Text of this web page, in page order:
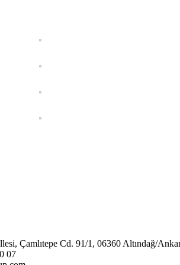
Çamlıtepe Cd. 91/1, 06360 Altındağ/
07